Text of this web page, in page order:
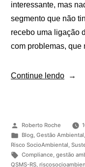
interessante, mas
segmento que não
recebo uma ligação
com problemas,
Continue lendo
Roberto Roche
Blog, Gestão Ambiental,
Risco SocioAmbiental,
Compliance, gestão
QSMS-RS,